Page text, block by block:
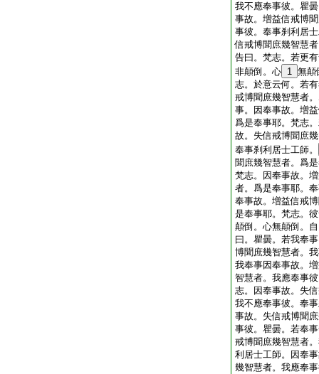
我不應奉事彼。瞿
事故。増益信戒博
事彼。奉事刹利居
信戒博聞庶幾智慧
告曰。梵志。若更
非顛倒。心 1 無顛
志。於意云何。若
戒博聞庶幾智慧者
事。因奉事故。増
爲是奉事耶。梵志
故。失信戒博聞庶
奉事刹利居士工師。
聞庶幾智慧者。爲
梵志。因奉事故。
者。爲是奉事耶。
奉事故。増益信戒
是奉事耶。梵志。
顛倒。心無顛倒。
曰。瞿曇。若我奉
博聞庶幾智慧者。
我奉事因奉事故。
智慧者。我應奉事
志。因奉事故。失
我不應奉事彼。奉
事故。失信戒博聞
事彼。瞿曇。若奉
戒博聞庶幾智慧者
利居士工師。因奉
幾智慧者。我應奉